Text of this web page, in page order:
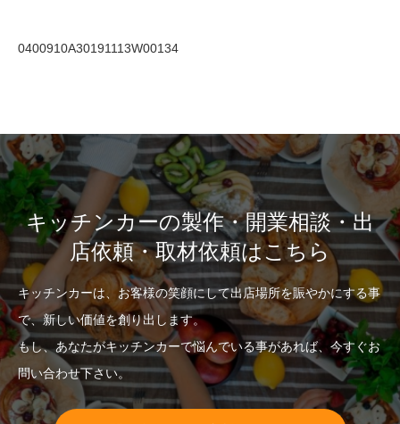
0400910A30191113W00134
キッチンカーの製作・開業相談・出
店依頼・取材依頼はこちら
キッチンカーは、お客様の笑顔にして出店場所を賑やかにする事
で、新しい価値を創り出します。
もし、あなたがキッチンカーで悩んでいる事があれば、今すぐお
問い合わせ下さい。